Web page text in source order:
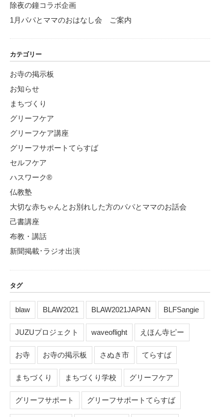
除夜の鐘コラボ企画
1月パパとママのおはなし会 ご案内
カテゴリー
お寺の掲示板
お知らせ
まちづくり
グリーフケア
グリーフケア講座
グリーフサポートてらすば
セルフケア
ハスワーク®
仏教塾
大切な赤ちゃんとお別れした方のパパとママのお話会
己書講座
布教・講話
新聞掲載･ラジオ出演
タグ
blaw BLAW2021 BLAW2021JAPAN BLFSangie
JUZUプロジェクト waveoflight えほん寺ピー
お寺 お寺の掲示板 さぬき市 てらすば
まちづくり まちづくり学校 グリーフケア
グリーフサポート グリーフサポートてらすば